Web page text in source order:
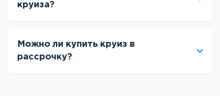
круиза?
Можно ли купить круиз в
рассрочку?